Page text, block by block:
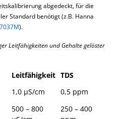
abgedeckt, für die
Standard benötigt (z.B. Hanna
).
Leitfähigkeiten und Gehalte gelöster
Leitfähigkeit TDS
1,0 µS/cm 0,5 ppm
500 – 800
250 – 400